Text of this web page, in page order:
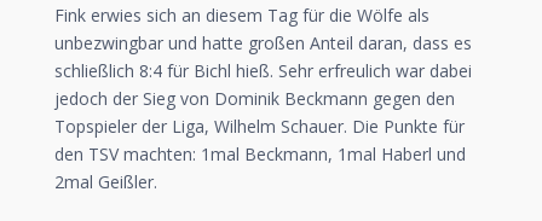
Fink erwies sich an diesem Tag für die Wölfe als
unbezwingbar und hatte großen Anteil daran, dass es
schließlich 8:4 für Bichl hieß. Sehr erfreulich war dabei
jedoch der Sieg von Dominik Beckmann gegen den
Topspieler der Liga, Wilhelm Schauer. Die Punkte für
den TSV machten: 1mal Beckmann, 1mal Haberl und
2mal Geißler.